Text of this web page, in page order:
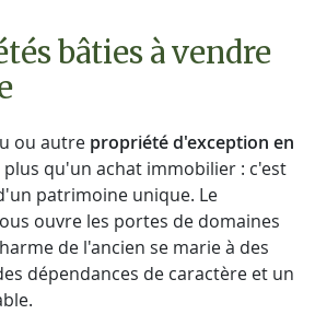
bâties à vendre
ou autre propriété d'exception en
plus qu'un achat immobilier : c'est
patrimoine unique. Le
ouvre les portes de domaines
de l'ancien se marie à des
dépendances de caractère et un